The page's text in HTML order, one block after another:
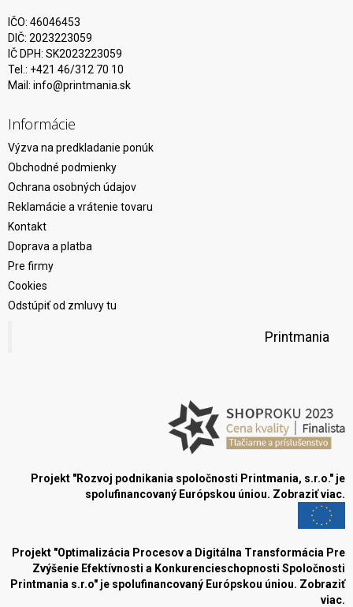
IČO: 46046453
DIČ: 2023223059
IČ DPH: SK2023223059
Tel.: +421 46/312 70 10
Mail: info@printmania.sk
Informácie
Výzva na predkladanie ponúk
Obchodné podmienky
Ochrana osobných údajov
Reklamácie a vrátenie tovaru
Kontakt
Doprava a platba
Pre firmy
Cookies
Odstúpiť od zmluvy tu
Printmania
Projekt "Rozvoj podnikania spoločnosti Printmania, s.r.o." je
spolufinancovaný Európskou úniou. Zobraziť viac.
Projekt "Optimalizácia Procesov a Digitálna Transformácia Pre
Zvýšenie Efektívnosti a Konkurencieschopnosti Spoločnosti
Printmania s.r.o" je spolufinancovaný Európskou úniou. Zobraziť
viac.